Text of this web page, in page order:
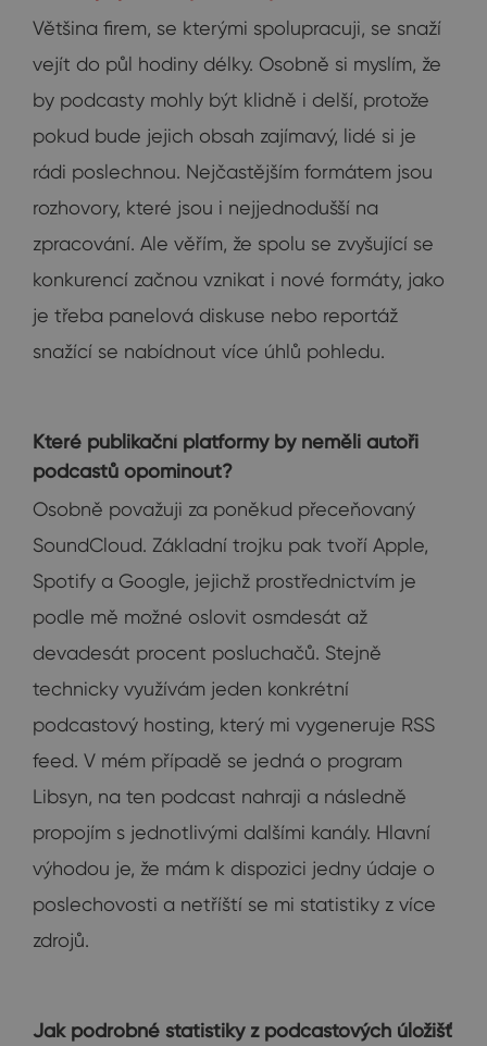
Většina firem, se kterými spolupracuji, se snaží
vejít do půl hodiny délky. Osobně si myslím, že
by podcasty mohly být klidně i delší, protože
pokud bude jejich obsah zajímavý, lidé si je
rádi poslechnou. Nejčastějším formátem jsou
rozhovory, které jsou i nejjednodušší na
zpracování. Ale věřím, že spolu se zvyšující se
konkurencí začnou vznikat i nové formáty, jako
je třeba panelová diskuse nebo reportáž
snažící se nabídnout více úhlů pohledu.
Které publikační platformy by neměli autoři
podcastů opominout?
Osobně považuji za poněkud přeceňovaný
SoundCloud. Základní trojku pak tvoří Apple,
Spotify a Google, jejichž prostřednictvím je
podle mě možné oslovit osmdesát až
devadesát procent posluchačů. Stejně
technicky využívám jeden konkrétní
podcastový hosting, který mi vygeneruje RSS
feed. V mém případě se jedná o program
Libsyn, na ten podcast nahraji a následně
propojím s jednotlivými dalšími kanály. Hlavní
výhodou je, že mám k dispozici jedny údaje o
poslechovosti a netříští se mi statistiky z více
zdrojů.
Jak podrobné statistiky z podcastových úložišť